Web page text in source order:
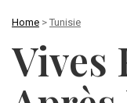
Home > Tunisie
Vives